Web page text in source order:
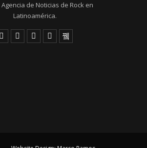
de Noticias de Rock en
Latinoamérica.